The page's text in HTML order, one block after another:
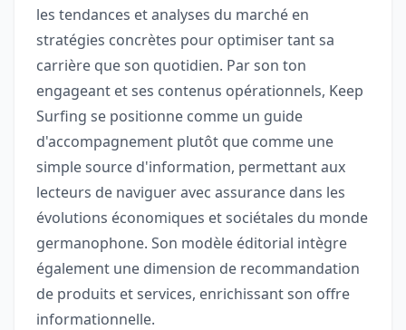
les tendances et analyses du marché en
stratégies concrètes pour optimiser tant sa
carrière que son quotidien. Par son ton
engageant et ses contenus opérationnels, Keep
Surfing se positionne comme un guide
d'accompagnement plutôt que comme une
simple source d'information, permettant aux
lecteurs de naviguer avec assurance dans les
évolutions économiques et sociétales du monde
germanophone. Son modèle éditorial intègre
également une dimension de recommandation
de produits et services, enrichissant son offre
informationnelle.